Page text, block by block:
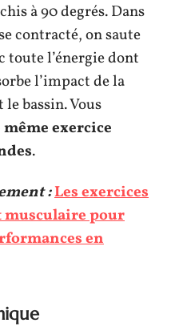
à 90 degrés. Dans
contracté, on saute
toute l’énergie dont
l’impact de la
bassin. Vous
exercice
.
:Les exercices
pour
en